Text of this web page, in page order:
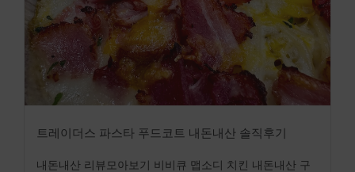
트레이더스 파스타 푸드코트 내돈내산 솔직후기
내돈내산 리뷰모아보기 비비큐 맵소디 치킨 내돈내산 구